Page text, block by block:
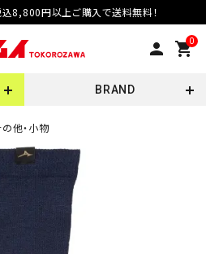
込8,800円以上ご購入で送料無料！
person 0
shopping_cart
BRAND
の他・小物